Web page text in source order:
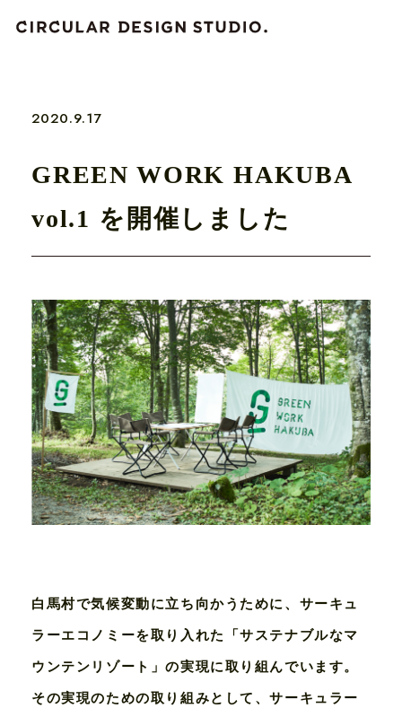
2020.9.17
GREEN WORK HAKUBA
vol.1 を開催しました
白馬村で気候変動に立ち向かうために、サーキュ
ラーエコノミーを取り入れた「サステナブルなマ
ウンテンリゾート」の実現に取り組んでいます。
その実現のための取り組みとして、サーキュラー